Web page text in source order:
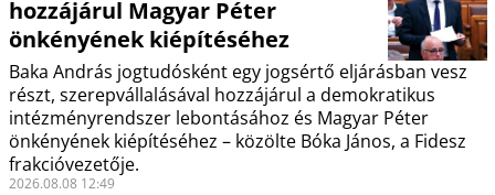
hozzájárul Magyar Péter
önkényének kiépítéséhez
Baka András jogtudósként egy jogsértő eljárásban vesz
részt, szerepvállalásával hozzájárul a demokratikus
intézményrendszer lebontásához és Magyar Péter
önkényének kiépítéséhez – közölte Bóka János, a Fidesz
frakcióvezetője.
2026.08.08 12:49